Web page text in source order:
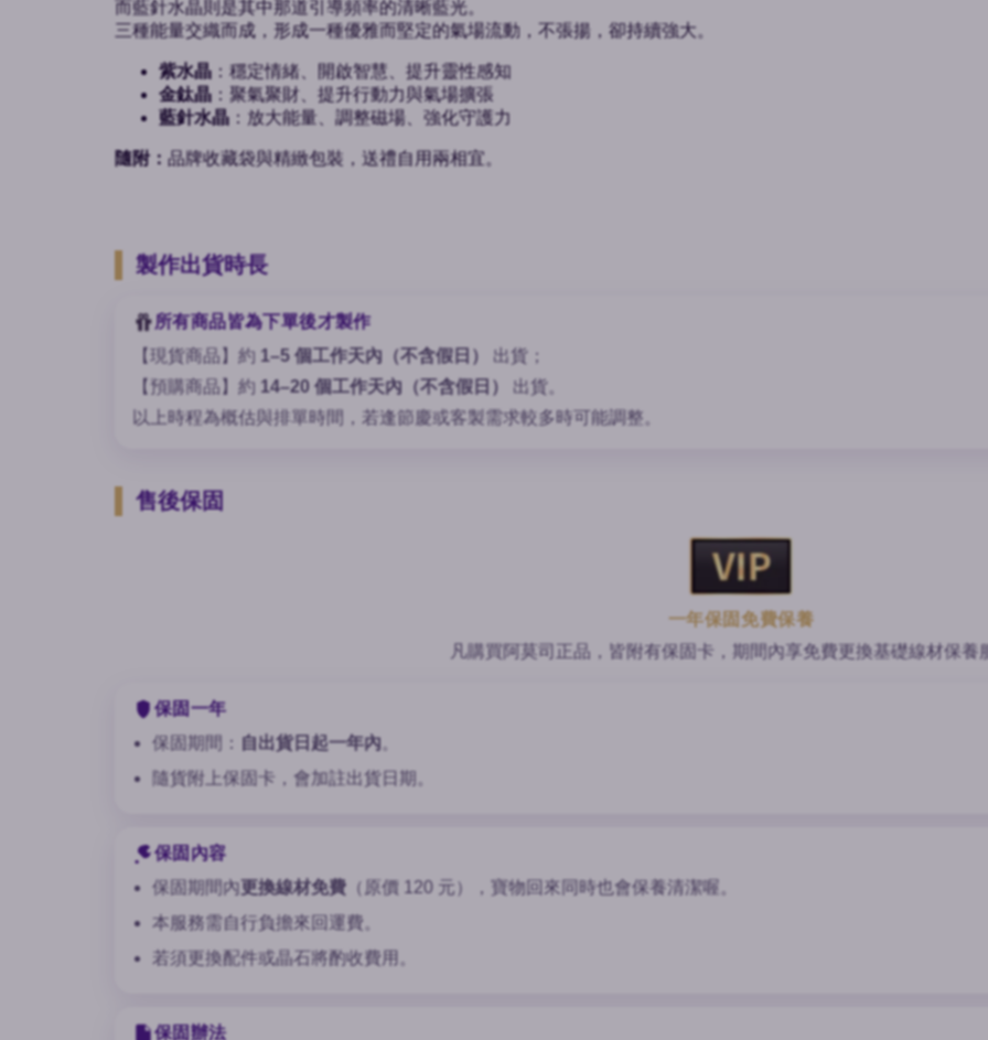
而藍針水晶則是其中那道引導頻率的清晰藍光。
三種能量交織而成，形成一種優雅而堅定的氣場流動，不張揚，卻持續強大。
紫水晶：穩定情緒、開啟智慧、提升靈性感知
金鈦晶：聚氣聚財、提升行動力與氣場擴張
藍針水晶：放大能量、調整磁場、強化守護力
隨附： 品牌收藏袋與精緻包裝，送禮自用兩相宜。
製作出貨時長
所有商品皆為下單後才製作
【現貨商品】約 1–5 個工作天內（不含假日）
出貨；
【預購商品】約 14–20 個工作天內（不含假日）
出貨。
以上時程為概估與排單時間，若逢節慶或客製需求較多時可能調整。
售後保固
一年保固免費保養
凡購買阿莫司正品，皆附有保固卡，期間內享免費更換基礎線材保養
保固一年
保固期間： 自出貨日起一年內。
隨貨附上保固卡，會加註出貨日期。
保固內容
保固期間內更換線材免費（原價 120 元），寶物回來同時也會保養清潔喔。
本服務需自行負擔來回運費。
若須更換配件或晶石將酌收費用。
保固辦法